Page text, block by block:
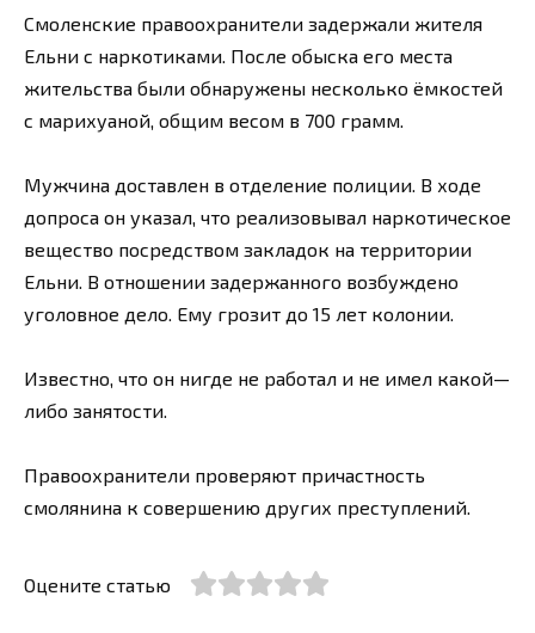
Смоленские правоохранители задержали жителя
Ельни с наркотиками. После обыска его места
жительства были обнаружены несколько ёмкостей
с марихуаной, общим весом в 700 грамм.
Мужчина доставлен в отделение полиции. В ходе
допроса он указал, что реализовывал наркотическое
вещество посредством закладок на территории
Ельни. В отношении задержанного возбуждено
уголовное дело. Ему грозит до 15 лет колонии.
Известно, что он нигде не работал и не имел какой—
либо занятости.
Правоохранители проверяют причастность
смолянина к совершению других преступлений.
Оцените статью